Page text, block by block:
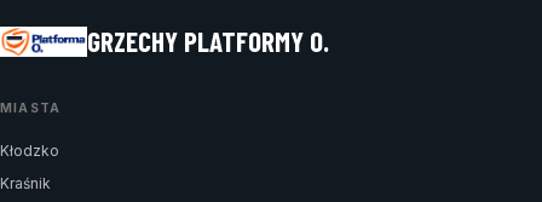
GRZECHY PLATFORMY O.
MIASTA
Kłodzko
Kraśnik